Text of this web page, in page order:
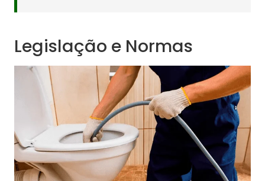
Legislação e Normas